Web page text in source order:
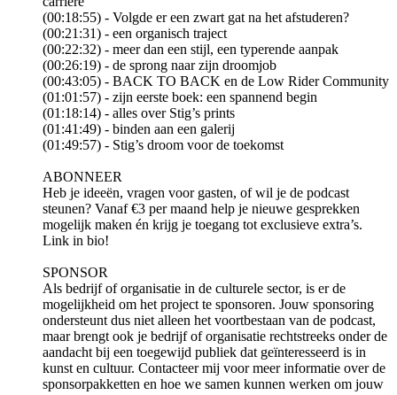
(00:18:55) - Volgde er een zwart gat na het afstuderen?
(00:21:31) - een organisch traject
(00:22:32) - meer dan een stijl, een typerende aanpak
(00:26:19) - de sprong naar zijn droomjob
(00:43:05) - BACK TO BACK en de Low Rider Community
(01:01:57) - zijn eerste boek: een spannend begin
(01:18:14) - alles over Stig’s prints
(01:41:49) - binden aan een galerij
(01:49:57) - Stig’s droom voor de toekomst
ABONNEER
Heb je ideeën, vragen voor gasten, of wil je de podcast
steunen? Vanaf €3 per maand help je nieuwe gesprekken
mogelijk maken én krijg je toegang tot exclusieve extra’s.
Link in bio!
SPONSOR
Als bedrijf of organisatie in de culturele sector, is er de
mogelijkheid om het project te sponsoren. Jouw sponsoring
ondersteunt dus niet alleen het voortbestaan van de podcast,
maar brengt ook je bedrijf of organisatie rechtstreeks onder de
aandacht bij een toegewijd publiek dat geïnteresseerd is in
kunst en cultuur. Contacteer mij voor meer informatie over de
sponsorpakketten en hoe we samen kunnen werken om jouw